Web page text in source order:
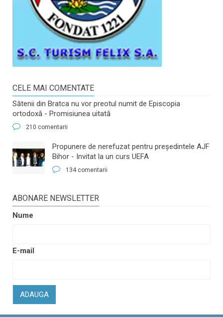
CELE MAI COMENTATE
Sătenii din Bratca nu vor preotul numit de Episcopia
ortodoxă - Promisiunea uitată
210 comentarii
​Propunere de nerefuzat pentru preşedintele AJF
Bihor - Invitat la un curs UEFA
134 comentarii
ABONARE NEWSLETTER
Nume
E-mail
ADAUGA